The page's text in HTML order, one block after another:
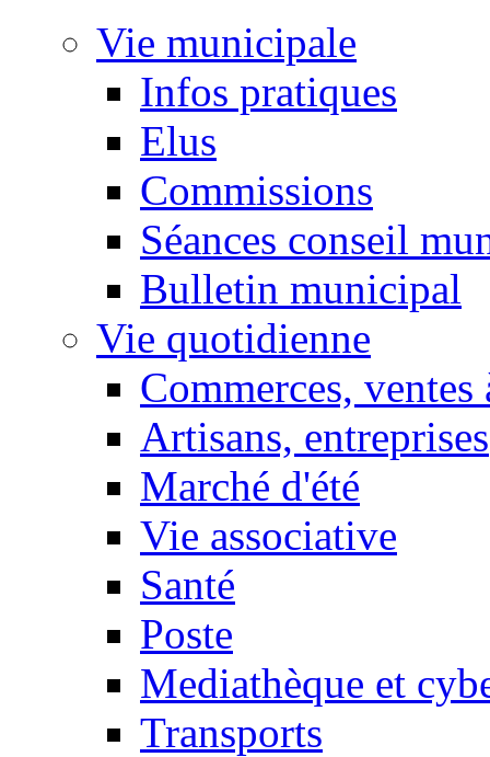
Vie municipale
Infos pratiques
Elus
Commissions
Séances conseil
Bulletin municipal
Vie quotidienne
Commerces, ventes
Artisans, entreprises
Marché d'été
Vie associative
Santé
Poste
Mediathèque et
Transports